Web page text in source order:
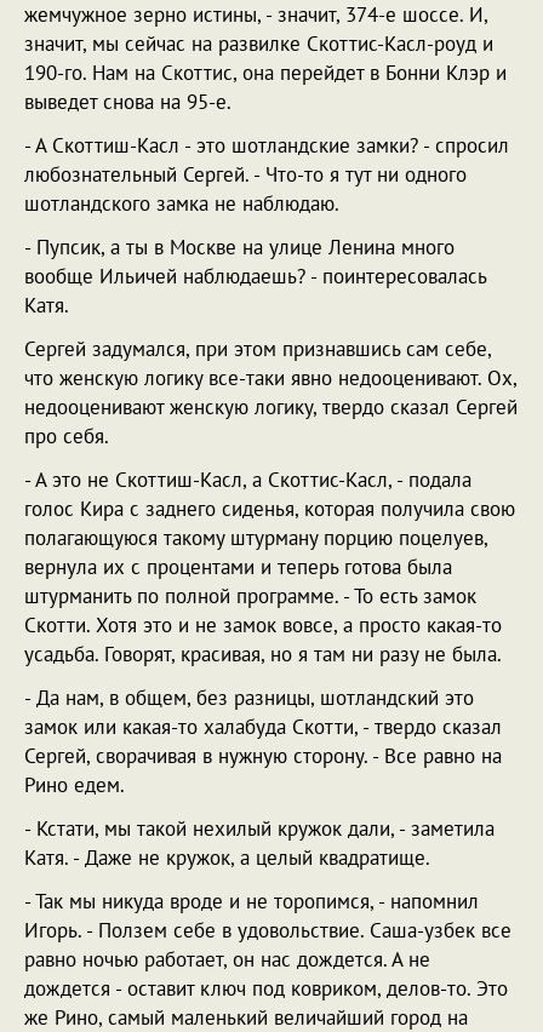
жемчужное зерно истины, - значит, 374-е шоссе. И,
значит, мы сейчас на развилке Скоттис-Касл-роуд и
190-го. Нам на Скоттис, она перейдет в Бонни Клэр и
выведет снова на 95-е.
- А Скоттиш-Касл - это шотландские замки? - спросил
любознательный Сергей. - Что-то я тут ни одного
шотландского замка не наблюдаю.
- Пупсик, а ты в Москве на улице Ленина много
вообще Ильичей наблюдаешь? - поинтересовалась
Катя.
Сергей задумался, при этом признавшись сам себе,
что женскую логику все-таки явно недооценивают. Ох,
недооценивают женскую логику, твердо сказал Сергей
про себя.
- А это не Скоттиш-Касл, а Скоттис-Касл, - подала
голос Кира с заднего сиденья, которая получила свою
полагающуюся такому штурману порцию поцелуев,
вернула их с процентами и теперь готова была
штурманить по полной программе. - То есть замок
Скотти. Хотя это и не замок вовсе, а просто какая-то
усадьба. Говорят, красивая, но я там ни разу не была.
- Да нам, в общем, без разницы, шотландский это
замок или какая-то халабуда Скотти, - твердо сказал
Сергей, сворачивая в нужную сторону. - Все равно на
Рино едем.
- Кстати, мы такой нехилый кружок дали, - заметила
Катя. - Даже не кружок, а целый квадратище.
- Так мы никуда вроде и не торопимся, - напомнил
Игорь. - Ползем себе в удовольствие. Саша-узбек все
равно ночью работает, он нас дождется. А не
дождется - оставит ключ под ковриком, делов-то. Это
же Рино, самый маленький величайший город на